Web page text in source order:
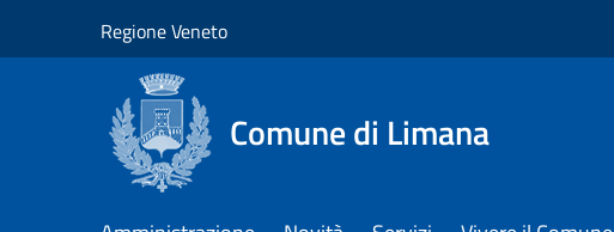
Regione Veneto
Comune di Limana